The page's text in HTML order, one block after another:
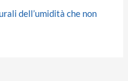
dell’umidità che non